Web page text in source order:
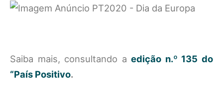
Saiba mais, consultando aedição n.º 135 do
“País Positivo.